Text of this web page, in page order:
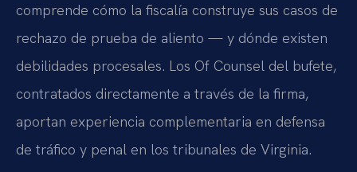
comprende cómo la fiscalía construye sus casos de
rechazo de prueba de aliento — y dónde existen
debilidades procesales. Los Of Counsel del bufete,
contratados directamente a través de la firma,
aportan experiencia complementaria en defensa
de tráfico y penal en los tribunales de Virginia.